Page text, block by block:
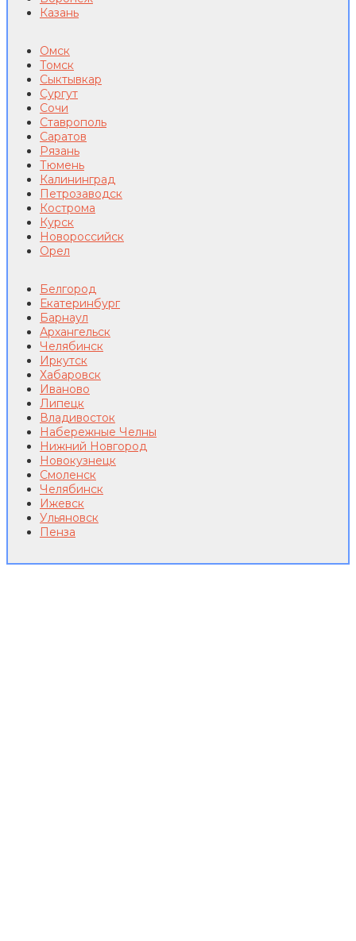
Казань
Омск
Томск
Сыктывкар
Сургут
Сочи
Ставрополь
Саратов
Рязань
Тюмень
Калининград
Петрозаводск
Кострома
Курск
Новороссийск
Орел
Белгород
Екатеринбург
Барнаул
Архангельск
Челябинск
Иркутск
Хабаровск
Иваново
Липецк
Владивосток
Набережные Челны
Нижний Новгород
Новокузнецк
Смоленск
Челябинск
Ижевск
Ульяновск
Пенза